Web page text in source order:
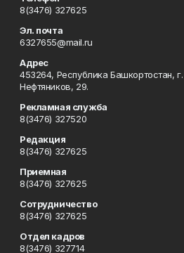
8(3476) 327625
Эл. почта
6327655@mail.ru
Адрес
453264, Республика Башкортостан,
Нефтяников, 29.
Рекламная служба
8(3476) 327520
Редакция
8(3476) 327625
Приемная
8(3476) 327625
Сотрудничество
8(3476) 327625
Отдел кадров
8(3476) 327714